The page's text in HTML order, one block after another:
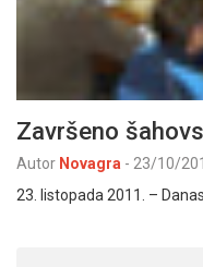
Završeno
Autor Novagra - 23/10/
23. listopada 2011. –